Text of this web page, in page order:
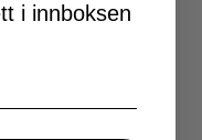
i innboksen